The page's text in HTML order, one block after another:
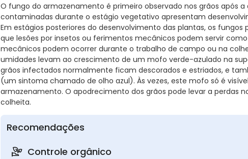
O fungo do armazenamento é primeiro observado nos grãos após
contaminadas durante o estágio vegetativo apresentam
Em estágios posteriores do desenvolvimento das plantas, os fungos
que lesões por insetos ou ferimentos mecânicos podem servir
mecânicos podem ocorrer durante o trabalho de campo ou na
umidades levam ao crescimento de um mofo verde-azulado na
grãos infectados normalmente ficam descorados e estriados, e
(um sintoma chamado de olho azul). Às vezes, este mofo só é
armazenamento. O apodrecimento dos grãos pode levar a perdas
colheita.
Recomendações
Controle orgânico